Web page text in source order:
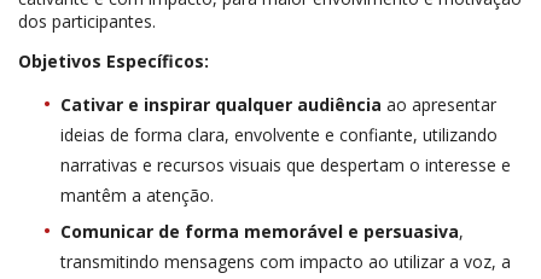
dos participantes.
Objetivos Específicos:
Cativar e inspirar qualquer audiência ao apresentar
ideias de forma clara, envolvente e confiante, utilizando
narrativas e recursos visuais que despertam o interesse e
mantêm a atenção.
Comunicar de forma memorável e persuasiva,
transmitindo mensagens com impacto ao utilizar a voz, a